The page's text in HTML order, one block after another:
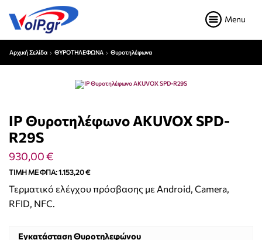
Menu
Αρχική Σελίδα ΘΥΡΟΤΗΛΕΦΩΝΑ Θυροτηλέφωνα
IP Θυροτηλέφωνο AKUVOX SPD-
R29S
930,00€
ΤΙΜΉ ΜΕ ΦΠΑ:1.153,20€
Τερματικό ελέγχου πρόσβασης με Android, Camera,
RFID, NFC.
Εγκατάσταση Θυροτηλεφώνου